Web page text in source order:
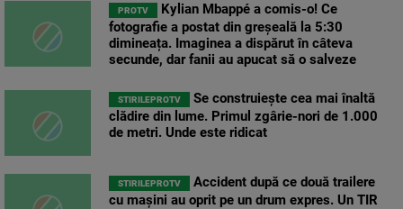
PROTV
Kylian Mbappé a comis-o! Ce
fotografie a postat din greșeală la 5:30
dimineața. Imaginea a dispărut în câteva
secunde, dar fanii au apucat să o salveze
STIRILEPROTV
Se construiește cea mai înaltă
clădire din lume. Primul zgârie-nori de 1.000
de metri. Unde este ridicat
STIRILEPROTV
Accident după ce două trailere
cu mașini au oprit pe un drum expres. Un TIR